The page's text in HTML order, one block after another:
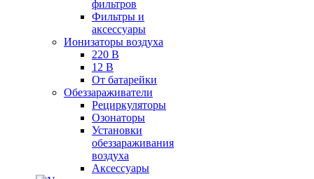
фильтров
Фильтры и
аксессуары
Ионизаторы воздуха
220 В
12 В
От батарейки
Обеззараживатели
Рециркуляторы
Озонаторы
Установки
обеззараживания
воздуха
Аксессуары